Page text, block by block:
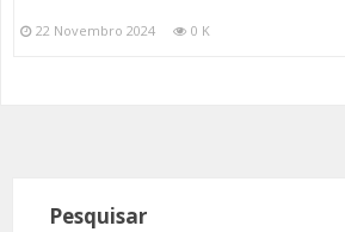
22 Novembro 2024 0 K
Pesquisar